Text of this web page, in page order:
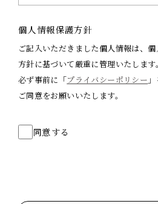
個人情報保護方針
ご記入いただきました個人情報は、
方針に基づいて厳重に管理いたします。
必ず事前に「プライバシーポリシー
ご同意をお願いいたします。
同意する